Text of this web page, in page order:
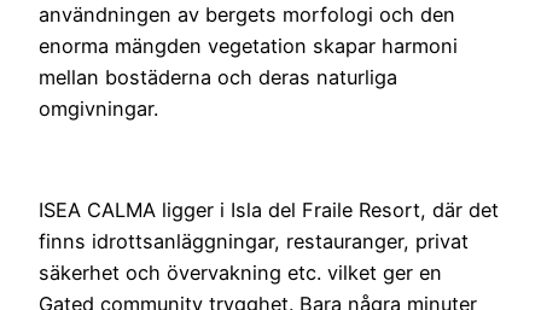
användningen av bergets morfologi och den
enorma mängden vegetation skapar harmoni
mellan bostäderna och deras naturliga
omgivningar.
ISEA CALMA ligger i Isla del Fraile Resort, där det
finns idrottsanläggningar, restauranger, privat
säkerhet och övervakning etc. vilket ger en
Gated community trygghet. Bara några minuter